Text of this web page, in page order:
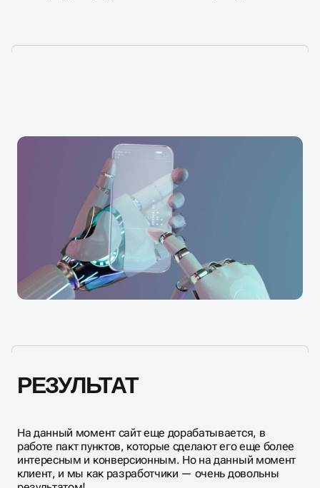
РЕЗУЛЬТАТ
На данный момент сайт еще дорабатывается, в
работе пакт пунктов, которые сделают его еще более
интересным и конверсионным. Но на данный момент
клиент, и мы как разработчики — очень довольны